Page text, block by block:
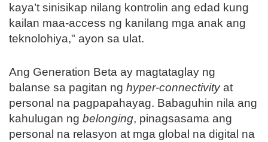
kaya’t sinisikap nilang kontrolin ang edad kung
kailan maa-access ng kanilang mga anak ang
teknolohiya," ayon sa ulat.
Ang Generation Beta ay magtataglay ng
balanse sa pagitan ng hyper-connectivityat
personal na pagpapahayag. Babaguhin nila ang
kahulugan ng belonging, pinagsasama ang
personal na relasyon at mga global na digital na